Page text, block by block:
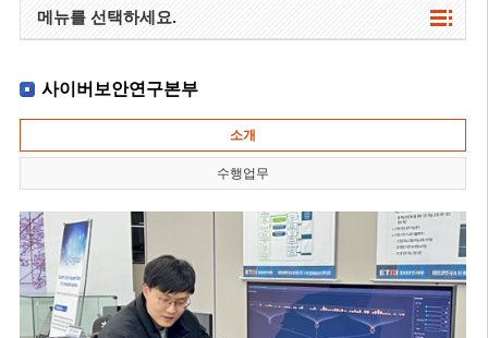
메뉴를 선택하세요.
사이버보안연구본부
소개
수행업무